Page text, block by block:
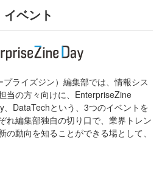
イベント
ライズジン）編集部では、情報シス
当の方々向けに、EnterpriseZine
DataTechという、3つのイベントを
れ編集部独自の切り口で、業界トレン
の動向を知ることができる場として、